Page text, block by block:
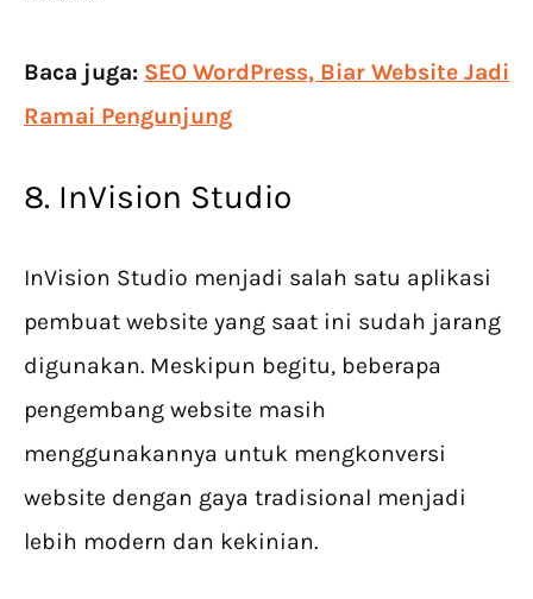
Baca juga: SEO WordPress, Biar Website Jadi
Ramai Pengunjung
8. InVision Studio
InVision Studio menjadi salah satu aplikasi
pembuat website yang saat ini sudah jarang
digunakan. Meskipun begitu, beberapa
pengembang website masih
menggunakannya untuk mengkonversi
website dengan gaya tradisional menjadi
lebih modern dan kekinian.